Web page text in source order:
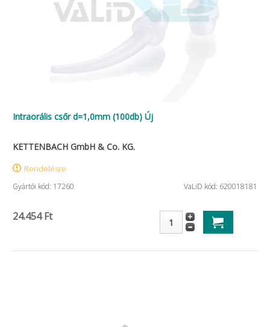
Intraorális csőr d=1,0mm (100db) Új
KETTENBACH GmbH & Co. KG.
Rendelésre
Gyártói kód: 17260 VaLiD kód: 620018181
24.454 Ft